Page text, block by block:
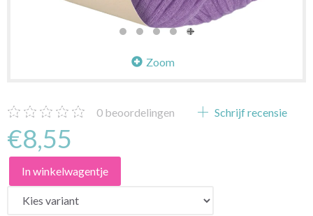
Zoom
0 beoordelingen Schrijf recensie
€8,55
In winkelwagentje